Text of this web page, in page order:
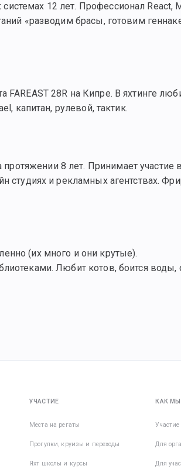
12 лет. Профессионал React,
«разводим брасы, готовим
28R на Кипре. В яхтинге
капитан, рулевой, тактик.
8 лет. Принимает участие
студиях и рекламных агентствах.
(их много и они крутые).
Любит котов, боится
УЧАСТИЕ
Места на регаты
Прогулки, круизы и переходы
Яхт школы и курсы
КАК МЫ
Для
Для